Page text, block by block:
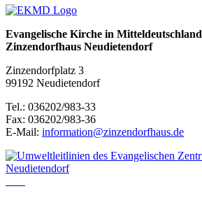
Evangelische Kirche in Mitteldeutschland
Zinzendorfhaus Neudietendorf
Zinzendorfplatz 3
99192 Neudietendorf
Tel.: 036202/983-33
Fax: 036202/983-36
E-Mail: information@zinzendorfhaus.de